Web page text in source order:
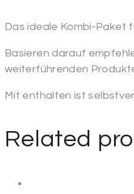
Das ideale Kombi-Paket
Basieren darauf
weiterführenden
Mit enthalten ist
Related